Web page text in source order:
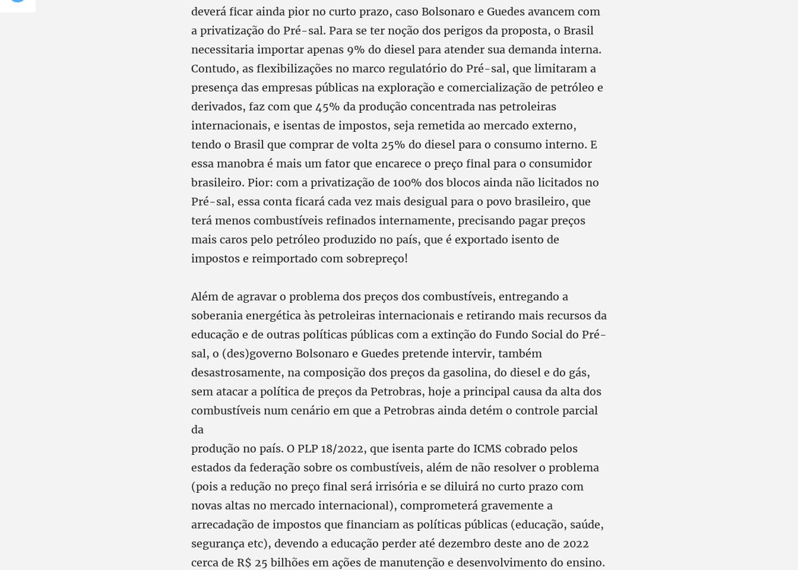
deverá ficar ainda pior no curto prazo, caso Bolsonaro e Guedes avancem com
a privatização do Pré-sal. Para se ter noção dos perigos da proposta, o Brasil
necessitaria importar apenas 9% do diesel para atender sua demanda interna.
Contudo, as flexibilizações no marco regulatório do Pré-sal, que limitaram a
presença das empresas públicas na exploração e comercialização de petróleo e
derivados, faz com que 45% da produção concentrada nas petroleiras
internacionais, e isentas de impostos, seja remetida ao mercado externo,
tendo o Brasil que comprar de volta 25% do diesel para o consumo interno. E
essa manobra é mais um fator que encarece o preço final para o consumidor
brasileiro. Pior: com a privatização de 100% dos blocos ainda não licitados no
Pré-sal, essa conta ficará cada vez mais desigual para o povo brasileiro, que
terá menos combustíveis refinados internamente, precisando pagar preços
mais caros pelo petróleo produzido no país, que é exportado isento de
impostos e reimportado com sobrepreço!
Além de agravar o problema dos preços dos combustíveis, entregando a
soberania energética às petroleiras internacionais e retirando mais recursos da
educação e de outras políticas públicas com a extinção do Fundo Social do Pré-
sal, o (des)governo Bolsonaro e Guedes pretende intervir, também
desastrosamente, na composição dos preços da gasolina, do diesel e do gás,
sem atacar a política de preços da Petrobras, hoje a principal causa da alta dos
combustíveis num cenário em que a Petrobras ainda detém o controle parcial
da
produção no país. O PLP 18/2022, que isenta parte do ICMS cobrado pelos
estados da federação sobre os combustíveis, além de não resolver o problema
(pois a redução no preço final será irrisória e se diluirá no curto prazo com
novas altas no mercado internacional), comprometerá gravemente a
arrecadação de impostos que financiam as políticas públicas (educação, saúde,
segurança etc), devendo a educação perder até dezembro deste ano de 2022
cerca de R$ 25 bilhões em ações de manutenção e desenvolvimento do ensino.